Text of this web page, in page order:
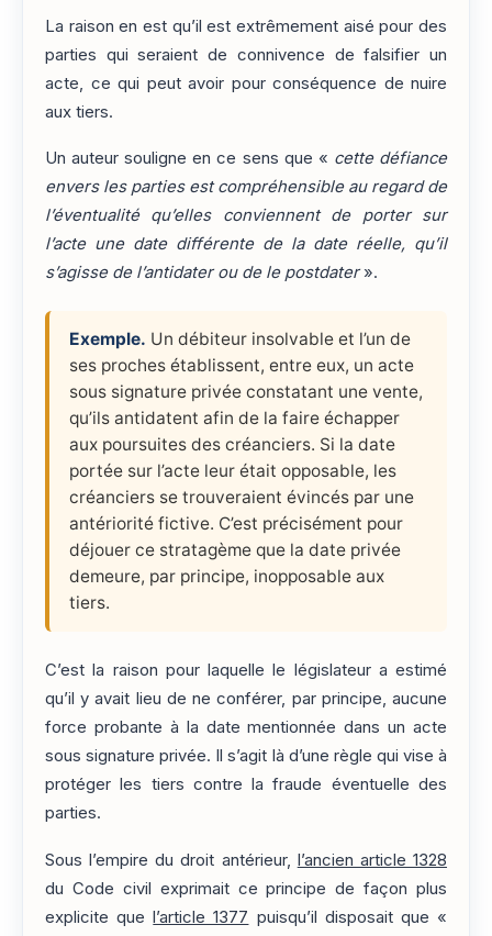
La raison en est qu’il est extrêmement aisé pour des
parties qui seraient de connivence de falsifier un
acte, ce qui peut avoir pour conséquence de nuire
aux tiers.
Un auteur souligne en ce sens que « cette défiance
envers les parties est compréhensible au regard de
l’éventualité qu’elles conviennent de porter sur
l’acte une date différente de la date réelle, qu’il
s’agisse de l’antidater ou de le postdater».
Exemple. Un débiteur insolvable et l’un de
ses proches établissent, entre eux, un acte
sous signature privée constatant une vente,
qu’ils antidatent afin de la faire échapper
aux poursuites des créanciers. Si la date
portée sur l’acte leur était opposable, les
créanciers se trouveraient évincés par une
antériorité fictive. C’est précisément pour
déjouer ce stratagème que la date privée
demeure, par principe, inopposable aux
tiers.
C’est la raison pour laquelle le législateur a estimé
qu’il y avait lieu de ne conférer, par principe, aucune
force probante à la date mentionnée dans un acte
sous signature privée. Il s’agit là d’une règle qui vise à
protéger les tiers contre la fraude éventuelle des
parties.
Sous l’empire du droit antérieur, l’ancien article 1328
du Code civil exprimait ce principe de façon plus
explicite quel’article 1377 puisqu’il disposait que «